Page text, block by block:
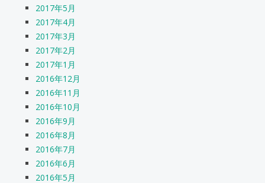
2017年5月
2017年4月
2017年3月
2017年2月
2017年1月
2016年12月
2016年11月
2016年10月
2016年9月
2016年8月
2016年7月
2016年6月
2016年5月